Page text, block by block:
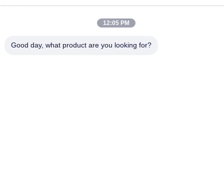
Contacta Con Nosotros
12:05 PM
Good day, what product are you looking for?